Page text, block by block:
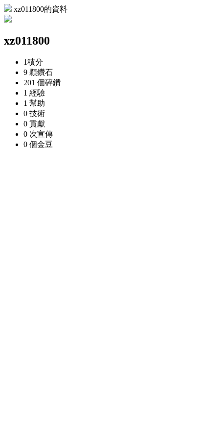
xz011800的資料
xz011800
1積分
9 顆鑽石
201 個碎鑽
1 經驗
1 幫助
0 技術
0 貢獻
0 次宣傳
0 個金豆